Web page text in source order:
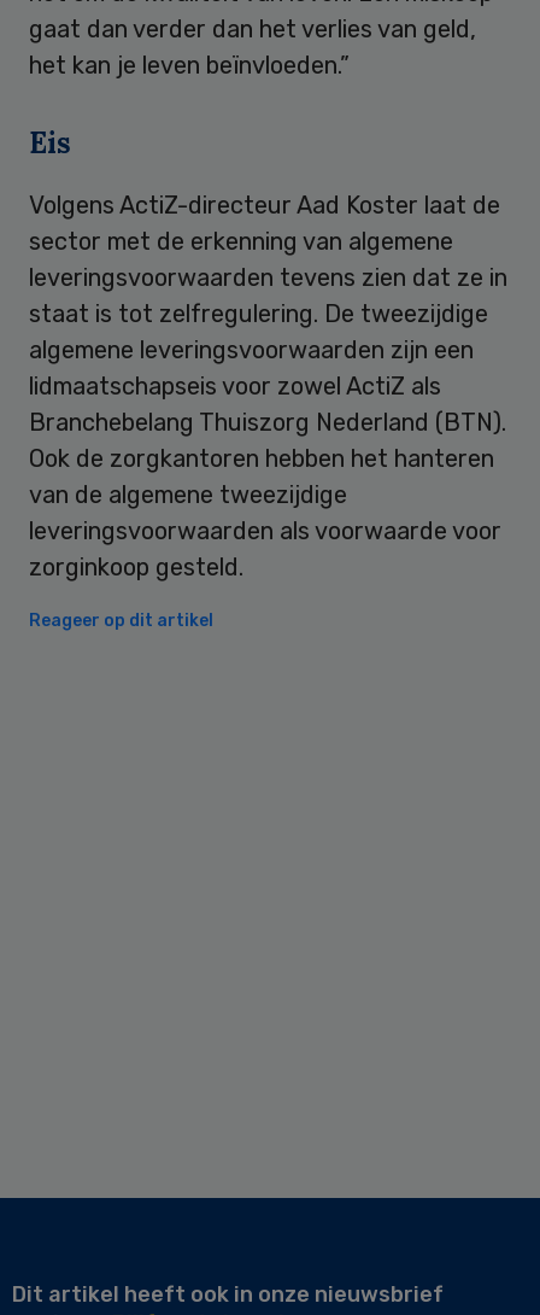
gaat dan verder dan het verlies van geld,
het kan je leven beïnvloeden.”
Eis
Volgens ActiZ-directeur Aad Koster laat de
sector met de erkenning van algemene
leveringsvoorwaarden tevens zien dat ze in
staat is tot zelfregulering. De tweezijdige
algemene leveringsvoorwaarden zijn een
lidmaatschapseis voor zowel ActiZ als
Branchebelang Thuiszorg Nederland (BTN).
Ook de zorgkantoren hebben het hanteren
van de algemene tweezijdige
leveringsvoorwaarden als voorwaarde voor
zorginkoop gesteld.
Reageer op dit artikel
Dit artikel heeft ook in onze nieuwsbrief